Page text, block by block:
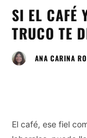
SI EL CAFÉ
TRUCO TE
ANA CARINA
El café, ese fiel